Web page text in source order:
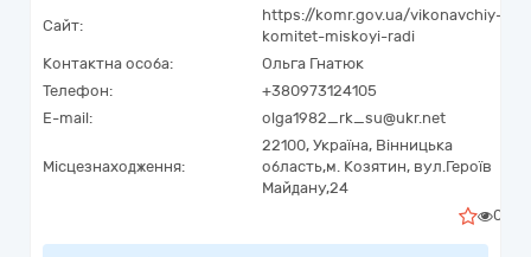
Сайт:
https://komr.gov.ua/vikonavchiy-
komitet-miskoyi-radi
Контактна особа:
Ольга Гнатюк
Телефон:
+380973124105
E-mail:
olga1982_rk_su@ukr.net
Місцезнаходження:
22100, Україна, Вінницька
область,м. Козятин, вул.Героїв
Майдану,24
0